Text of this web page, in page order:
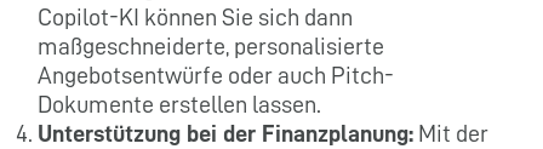
Copilot-KI können Sie sich dann
maßgeschneiderte, personalisierte
Angebotsentwürfe oder auch Pitch-
Dokumente erstellen lassen.
Unterstützung bei der Finanzplanung: Mit der